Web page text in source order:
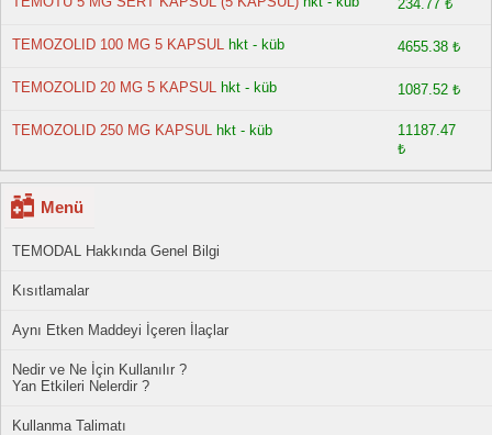
234.77 ₺
TEMOZOLID 100 MG 5 KAPSUL hkt - küb 4655.38 ₺
TEMOZOLID 20 MG 5 KAPSUL hkt - küb 1087.52 ₺
TEMOZOLID 250 MG KAPSUL hkt - küb
11187.47
₺
Menü
TEMODAL Hakkında Genel Bilgi
Kısıtlamalar
Aynı Etken Maddeyi İçeren İlaçlar
Nedir ve Ne İçin Kullanılır ?
Yan Etkileri Nelerdir ?
Kullanma Talimatı